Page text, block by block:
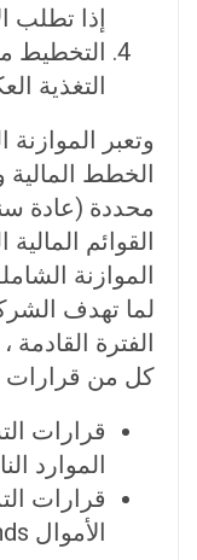
إذا تطلب
التخطيط
التغذية
الخطط المالية
محددة (عادة
القوائم
الموازنة
لما تهدف
الفترة
كل من قرارات
قرارات
الموارد
قرارات